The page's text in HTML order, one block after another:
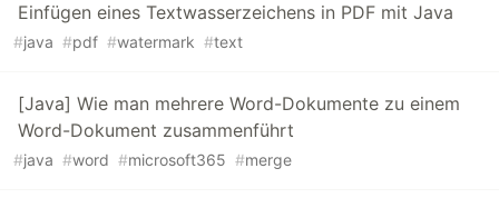
Einfügen eines Textwasserzeichens in PDF mit Java
#java #pdf #watermark #text
[Java] Wie man mehrere Word-Dokumente zu einem
Word-Dokument zusammenführt
#java #word #microsoft365 #merge